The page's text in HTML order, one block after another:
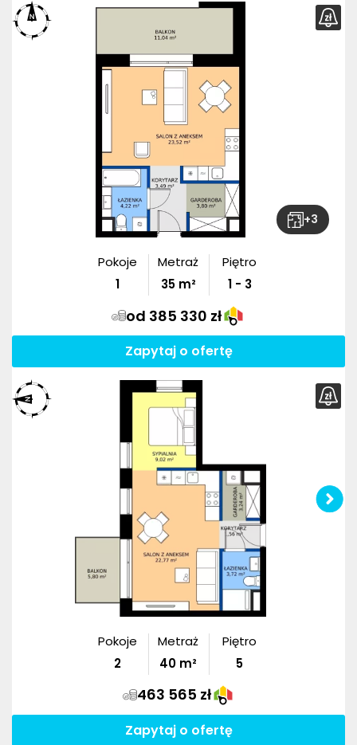
+3
Pokoje
1
Metraż
35m²
Piętro
1 - 3
od 385 330 zł
Zapytaj o ofertę
Pokoje
2
Metraż
40 m²
Piętro
5
463 565 zł
Zapytaj o ofertę